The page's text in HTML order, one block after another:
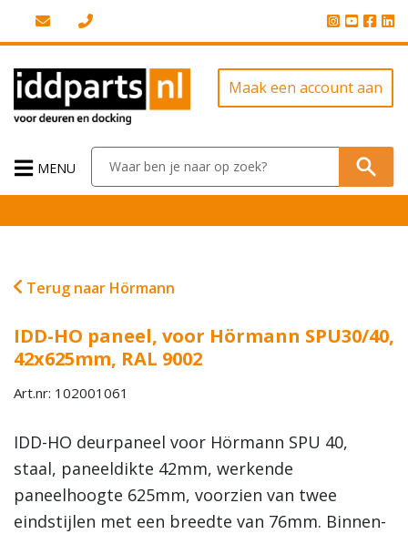
Maak een account aan
MENU
Terug naar Hörmann
IDD-HO paneel, voor Hörmann SPU30/40,
42x625mm, RAL 9002
Art.nr: 102001061
IDD-HO deurpaneel voor Hörmann SPU 40,
staal, paneeldikte 42mm, werkende
paneelhoogte 625mm, voorzien van twee
eindstijlen met een breedte van 76mm. Binnen-